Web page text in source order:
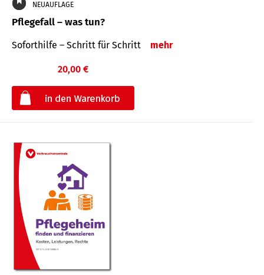
NEUAUFLAGE
Pflegefall – was tun?
Soforthilfe – Schritt für Schritt mehr
20,00 €